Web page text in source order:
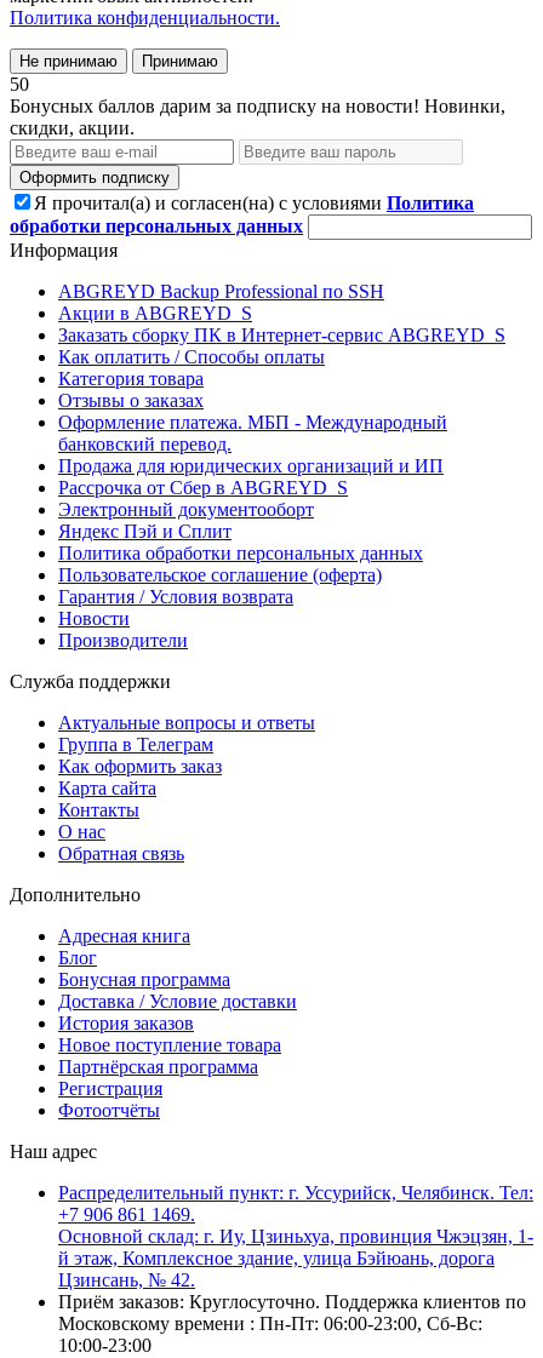
Политика конфиденциальности.
Не принимаю Принимаю
50
Бонусных баллов дарим за подписку на новости! Новинки,
скидки, акции.
Оформить подписку
Я прочитал(а) и согласен(на) с условиями Политика
обработки персональных данных
Информация
ABGREYD Backup Professional по SSH
Акции в ABGREYD_S
Заказать сборку ПК в Интернет-сервис ABGREYD_S
Как оплатить / Способы оплаты
Категория товара
Отзывы о заказах
Оформление платежа. МБП - Международный
банковский перевод.
Продажа для юридических организаций и ИП
Рассрочка от Сбер в ABGREYD_S
Электронный документооборт
Яндекс Пэй и Сплит
Политика обработки персональных данных
Пользовательское соглашение (оферта)
Гарантия / Условия возврата
Новости
Производители
Служба поддержки
Актуальные вопросы и ответы
Группа в Телеграм
Как оформить заказ
Карта сайта
Контакты
О нас
Обратная связь
Дополнительно
Адресная книга
Блог
Бонусная программа
Доставка / Условие доставки
История заказов
Новое поступление товара
Партнёрская программа
Регистрация
Фотоотчёты
Наш адрес
Распределительный пункт: г. Уссурийск, Челябинск. Тел:
+7 906 861 1469.
Основной склад: г. Иу, Цзиньхуа, провинция Чжэцзян, 1-
й этаж, Комплексное здание, улица Бэйюань, дорога
Цзинсань, № 42.
Приём заказов: Круглосуточно. Поддержка клиентов по
Московскому времени : Пн-Пт: 06:00-23:00, Сб-Вс:
10:00-23:00